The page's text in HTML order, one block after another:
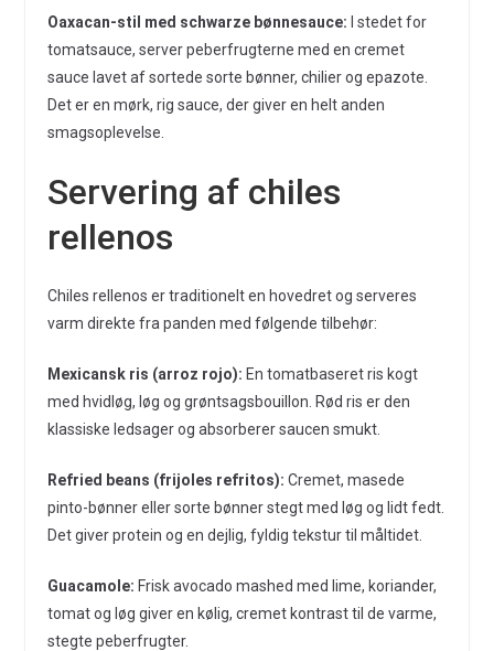
Oaxacan-stil med schwarze bønnesauce: I stedet for
tomatsauce, server peberfrugterne med en cremet
sauce lavet af sortede sorte bønner, chilier og epazote.
Det er en mørk, rig sauce, der giver en helt anden
smagsoplevelse.
Servering af chiles
rellenos
Chiles rellenos er traditionelt en hovedret og serveres
varm direkte fra panden med følgende tilbehør:
Mexicansk ris (arroz rojo): En tomatbaseret ris kogt
med hvidløg, løg og grøntsagsbouillon. Rød ris er den
klassiske ledsager og absorberer saucen smukt.
Refried beans (frijoles refritos): Cremet, masede
pinto-bønner eller sorte bønner stegt med løg og lidt fedt.
Det giver protein og en dejlig, fyldig tekstur til måltidet.
Guacamole: Frisk avocado mashed med lime, koriander,
tomat og løg giver en kølig, cremet kontrast til de varme,
stegte peberfrugter.